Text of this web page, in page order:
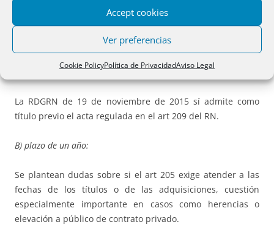
Accept cookies
Ver preferencias
Cookie PolicyPolítica de PrivacidadAviso Legal
transmitente adquirió hace más de un año.
Esta postura ha sido criticada por una parte de la doctrina
admitirse el acta complementaria al título público.
La RDGRN de 19 de noviembre de 2015 sí admite como
título previo el acta regulada en el art 209 del RN.
B) plazo de un año:
Se plantean dudas sobre si el art 205 exige atender a las
fechas de los títulos o de las adquisiciones, cuestión
especialmente importante en casos como herencias o
elevación a público de contrato privado.